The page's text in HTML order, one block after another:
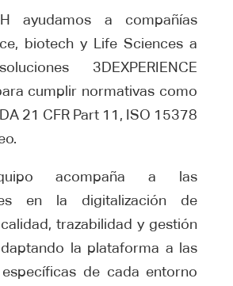
ayudamos a compañías
biotech y Life Sciences a
3DEXPERIENCE
cumplir normativas como
21 CFR Part 11, ISO 15378
acompaña a las
en la digitalización de
trazabilidad y gestión
la plataforma a las
específicas de cada entorno